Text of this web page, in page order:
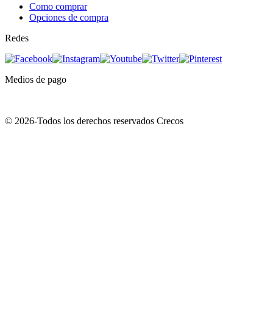
Como comprar
Opciones de compra
Redes
Medios de pago
© 2026-Todos los derechos reservados Crecos